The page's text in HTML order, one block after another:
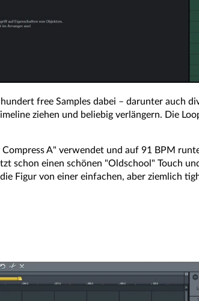
free Samples dabei – darunter auch
ziehen und beliebig verlängern. Die
A" verwendet und auf 91 BPM
schon einen schönen "Oldschool" Touch
Figur von einer einfachen, aber ziemlich